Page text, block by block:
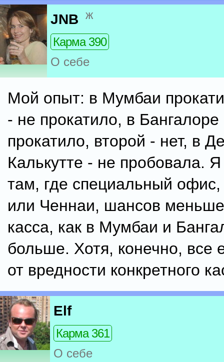
JNB ж
Карма 390
О себе
Мой опыт: в Мумбаи
- не прокатило, в
прокатило, второй - нет, в
Калькутте - не пробовала.
там, где специальный офис,
или Ченнаи, шансов
касса, как в Мумбаи и
больше. Хотя, конечно, все
от вредности конкретного
Elf
Карма 361
О себе